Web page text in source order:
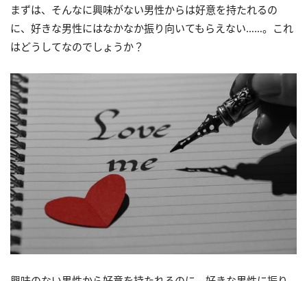
まずは、そんなに興味がない男性からは好意を持たれるの
に、好きな男性にはなかなか振り向いてもらえない……。これ
はどうしてなのでしょうか？